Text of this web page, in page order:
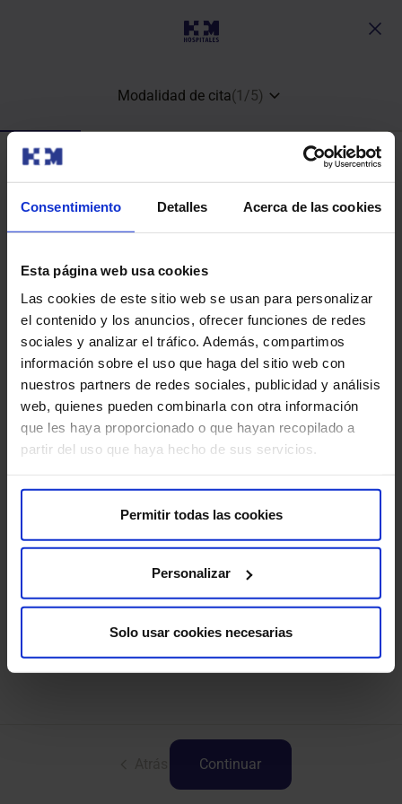
Consentimiento Detalles Acerca de las cookies
Esta página web usa cookies
Las cookies de este sitio web se usan para personalizar
el contenido y los anuncios, ofrecer funciones de redes
sociales y analizar el tráfico. Además, compartimos
información sobre el uso que haga del sitio web con
nuestros partners de redes sociales, publicidad y análisis
web, quienes pueden combinarla con otra información
que les haya proporcionado o que hayan recopilado a
partir del uso que haya hecho de sus servicios.
Permitir todas las cookies
Personalizar
Solo usar cookies necesarias
Modalidad de cita(1 /5)
Radiología
Continuar